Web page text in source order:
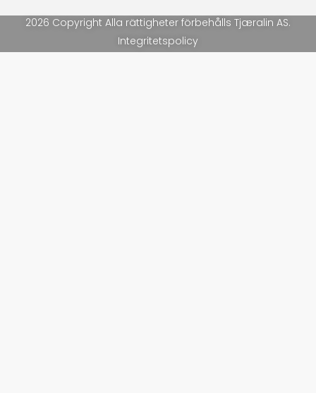
2026 Copyright Alla rättigheter förbehålls Tjæralin AS.
Integritetspolicy